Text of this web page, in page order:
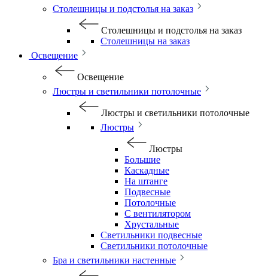
Столешницы и подстолья на заказ
Столешницы и подстолья на заказ
Столешницы на заказ
Освещение
Освещение
Люстры и светильники потолочные
Люстры и светильники потолочные
Люстры
Люстры
Большие
Каскадные
На штанге
Подвесные
Потолочные
С вентилятором
Хрустальные
Светильники подвесные
Светильники потолочные
Бра и светильники настенные